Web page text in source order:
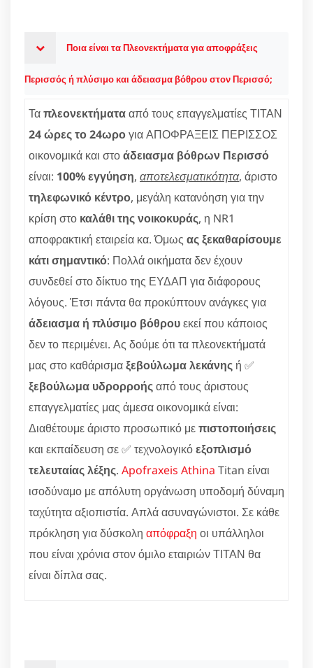
Ποια είναι τα Πλεονεκτήματα για αποφράξεις
Περισσός ή πλύσιμο και άδειασμα βόθρου στον Περισσό;
Ταπλεονεκτήματααπό τους επαγγελματίες ΤΙΤΑΝ
24 ώρες το 24ωρογια ΑΠΟΦΡΑΞΕΙΣ ΠΕΡΙΣΣΟΣ
οικονομικά και στοάδειασμα βόθρων Περισσό
είναι: 100% εγγύηση, αποτελεσματικότητα, άριστο
τηλεφωνικό κέντρο, μεγάλη κατανόηση για την
κρίση στο καλάθι της νοικοκυράς, η NR1
αποφρακτική εταιρεία κα. Όμως ας ξεκαθαρίσουμε
κάτι σημαντικό: Πολλά οικήματα δεν έχουν
συνδεθεί στο δίκτυο της ΕΥΔΑΠ για διάφορους
λόγους. Έτσι πάντα θα προκύπτουν ανάγκες για
άδειασμα ή πλύσιμο βόθρουεκεί που κάποιος
δεν το περιμένει. Ας δούμε ότι τα πλεονεκτήματά
μας στο καθάρισμαξεβούλωμα λεκάνης ή ✅
ξεβούλωμα υδρορροήςαπό τους άριστους
επαγγελματίες μας άμεσα οικονομικά είναι:
Διαθέτουμε άριστο προσωπικό μεπιστοποιήσεις
και εκπαίδευση σε ✅ τεχνολογικόεξοπλισμό
τελευταίας λέξης. Apofraxeis Athina Titan είναι
ισοδύναμο με απόλυτη οργάνωση υποδομή δύναμη
ταχύτητα αξιοπιστία. Απλά ασυναγώνιστοι. Σε κάθε
πρόκληση για δύσκολη απόφραξη οι υπάλληλοι
που είναι χρόνια στον όμιλο εταιριών ΤΙΤΑΝ θα
είναι δίπλα σας.